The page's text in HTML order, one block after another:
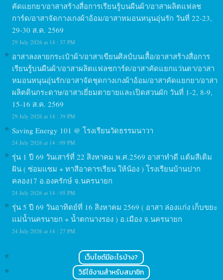
คัดแยกยา/อาสาสร้างสื่อการเรียนรู้บนผืนผ้า/อาสาผลิตแฟลช
การ์ด/อาสาจัดกางเกงผ้าอ้อม/อาสาหมอนหนุนอุ่นรัก วันที่ 22-23,
29-30 ส.ค. 2569
29 July 2026 at 14 : 37 PM
อาสาลงลายกระเป๋าผ้า/อาสาเขียนศิลป์บนเสื้อ/อาสาสร้างสื่อการ
เรียนรู้บนผืนผ้า/อาสาผลิตแฟลชการ์ด/อาสาคัดแยกแว่นตา/อาสา
หมอนหนุนอุ่นรัก/อาสาจัดชุดกางเกงผ้าอ้อม/อาสาคัดแยกยา/อาสา
ผลิตดินกระดาษ/อาสาเยี่ยมตายายและเปิดสวนผัก วันที่ 1-2, 8-9,
15-16 ส.ค. 2569
29 July 2026 at 14 : 39 PM
Saving Energy 101 @ โรงเรียนวัดธรรมนาวา
24 July 2026 at 14 : 09 PM
รุ่น 1 ปี 69 วันเสาร์ที่ 22 สิงหาคม พ.ศ.2569 อาสาทำดี แต้มสีเติม
ฝัน ( ซ่อมแซม + ทาสีอาคารเรียน ให้น้อง ) โรงเรียนบ้านปาก
คลอง17 อ.องครักษ์ จ.นครนายก
24 July 2026 at 14 : 05 PM
รุ่น 5 ปี 69 วันอาทิตย์ที่ 16 สิงหาคม 2569 ( อาสา ล่องแก่ง เก็บขยะ
แม่น้ำนครนายก + น้ำตกนางรอง ) อ.เมือง จ.นครนายก
24 July 2026 at 14 : 27 PM
เว็บไซต์มีอะไรบ้าง?
วิธีใช้งานสำหรับสมาชิก